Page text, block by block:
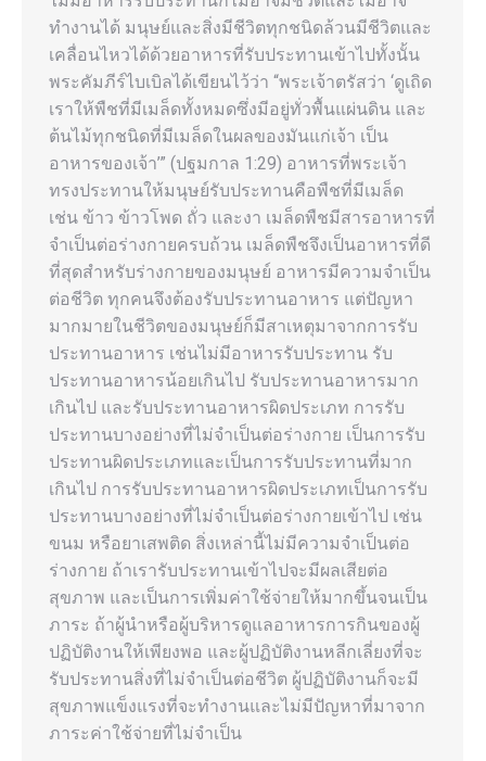
ทำงานได้ มนุษย์และสิ่งมีชีวิตทุกชนิดล้วนมีชีวิตและ
เคลื่อนไหวได้ด้วยอาหารที่รับประทานเข้าไปทั้งนั้น
พระคัมภีร์ไบเบิลได้เขียนไว้ว่า “พระเจ้าตรัสว่า ‘ดูเถิด
เราให้พืชที่มีเมล็ดทั้งหมดซึ่งมีอยู่ทั่วพื้นแผ่นดิน และ
ต้นไม้ทุกชนิดที่มีเมล็ดในผลของมันแก่เจ้า เป็น
อาหารของเจ้า’” (ปฐมกาล 1:29) อาหารที่พระเจ้า
ทรงประทานให้มนุษย์รับประทานคือพืชที่มีเมล็ด
เช่น ข้าว ข้าวโพด ถั่ว และงา เมล็ดพืชมีสารอาหารที่
จำเป็นต่อร่างกายครบถ้วน เมล็ดพืชจึงเป็นอาหารที่ดี
ที่สุดสำหรับร่างกายของมนุษย์ อาหารมีความจำเป็น
ต่อชีวิต ทุกคนจึงต้องรับประทานอาหาร แต่ปัญหา
มากมายในชีวิตของมนุษย์ก็มีสาเหตุมาจากการรับ
ประทานอาหาร เช่นไม่มีอาหารรับประทาน รับ
ประทานอาหารน้อยเกินไป รับประทานอาหารมาก
เกินไป และรับประทานอาหารผิดประเภท การรับ
ประทานบางอย่างที่ไม่จำเป็นต่อร่างกาย เป็นการรับ
ประทานผิดประเภทและเป็นการรับประทานที่มาก
เกินไป การรับประทานอาหารผิดประเภทเป็นการรับ
ประทานบางอย่างที่ไม่จำเป็นต่อร่างกายเข้าไป เช่น
ขนม หรือยาเสพติด สิ่งเหล่านี้ไม่มีความจำเป็นต่อ
ร่างกาย ถ้าเรารับประทานเข้าไปจะมีผลเสียต่อ
สุขภาพ และเป็นการเพิ่มค่าใช้จ่ายให้มากขึ้นจนเป็น
ภาระ ถ้าผู้นำหรือผู้บริหารดูแลอาหารการกินของผู้
ปฏิบัติงานให้เพียงพอ และผู้ปฏิบัติงานหลีกเลี่ยงที่จะ
รับประทานสิ่งที่ไม่จำเป็นต่อชีวิต ผู้ปฏิบัติงานก็จะมี
สุขภาพแข็งแรงที่จะทำงานและไม่มีปัญหาที่มาจาก
ภาระค่าใช้จ่ายที่ไม่จำเป็น